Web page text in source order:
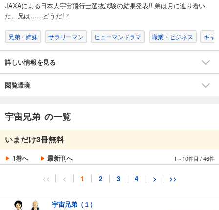
JAXAによる日本人宇宙飛行士選抜試験の結果発表!! 弟は月に辿り着い
た。兄は……どうだ!？
兄弟・姉妹 サラリーマン ヒューマンドラマ 職業・ビジネス ギャ
詳しい情報を見る
閲覧環境
宇宙兄弟 の一覧
いまだけ3冊無料
1巻へ 最新刊へ 1～10件目 /46件
<< < 1 2 3 4 > >>
宇宙兄弟（１）